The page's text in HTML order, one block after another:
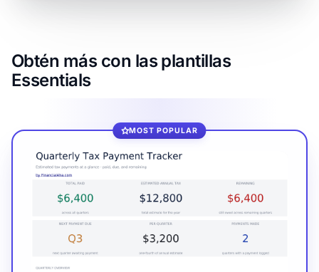
Obtén más con las plantillas
Essentials
MOST POPULAR